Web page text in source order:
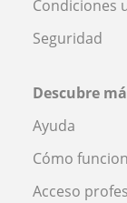
Condiciones
Seguridad
Descubre
Ayuda
Cómo
Acceso